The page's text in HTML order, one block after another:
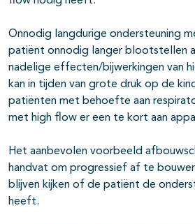
Onnodig langdurige ondersteuning
patiënt onnodig langer blootstellen
nadelige effecten/bijwerkingen van
kan in tijden van grote druk op de
patiënten met behoefte aan
met high flow er een te kort aan
Het aanbevolen voorbeeld
handvat om progressief af te
blijven kijken of de patiënt de
heeft.